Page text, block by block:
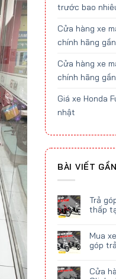
trước bao
Cửa hàng xe
chính hãng
Cửa hàng xe
chính hãng
Giá xe Honda
nhật
BÀI VIẾT
Trả
thấp
Mua
góp
Cửa